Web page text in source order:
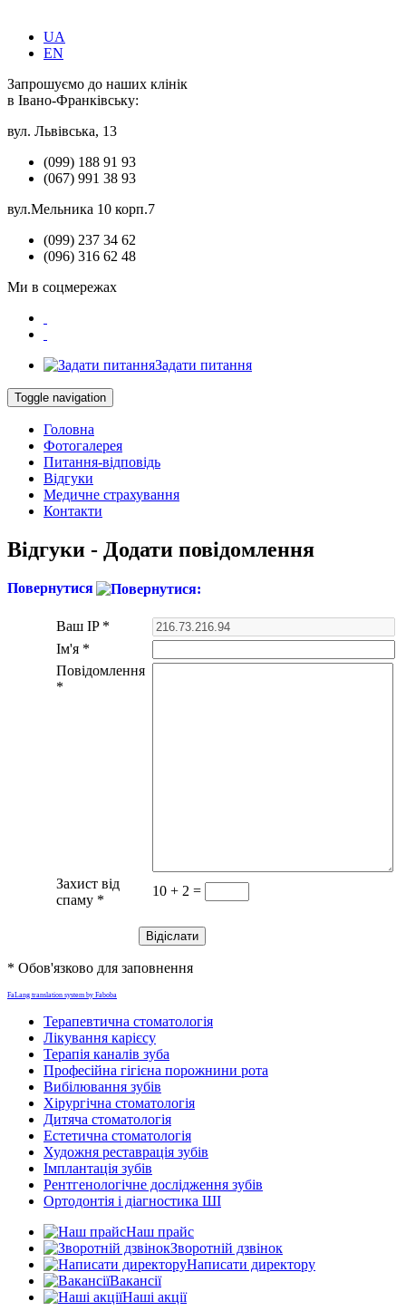
UA
EN
Запрошуємо до наших клінік
в Івано-Франківську:
вул. Львівська, 13
(099) 188 91 93
(067) 991 38 93
вул.Мельника 10 корп.7
(099) 237 34 62
(096) 316 62 48
Ми в соцмережах
Задати питання
Toggle navigation
Головна
Фотогалерея
Питання-відповідь
Відгуки
Медичне страхування
Контакти
Відгуки - Додати повідомлення
Повернутися
Ваш IP*
Ім'я *
Повідомлення
*
Захист від
спаму *
10 + 2 =
* Обов'язково для заповнення
FaLang translation system by Faboba
Терапевтична стоматологія
Лікування карієсу
Терапія каналів зуба
Професійна гігієна порожнини рота
Вибілювання зубів
Хірургічна стоматологія
Дитяча стоматологія
Естетична стоматологія
Художня реставрація зубів
Імплантація зубів
Рентгенологічне дослідження зубів
Ортодонтія і діагностика ШІ
Наш прайс
Зворотній дзвінок
Написати директору
Вакансії
Наші акції